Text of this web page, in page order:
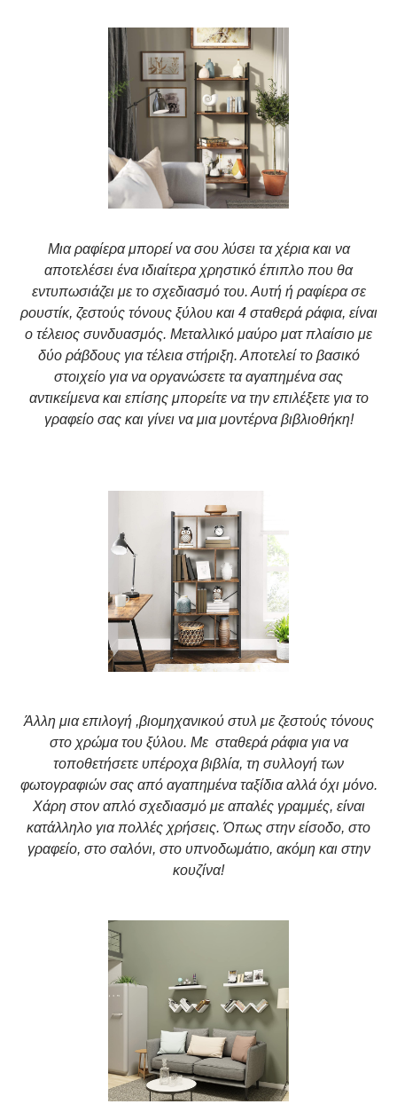
Μια ραφίερα μπορεί να σου λύσει τα χέρια και να
αποτελέσει ένα ιδιαίτερα χρηστικό έπιπλο που θα
εντυπωσιάζει με το σχεδιασμό του. Αυτή ή ραφίερα σε
ρουστίκ, ζεστούς τόνους ξύλου και 4 σταθερά ράφια, είναι
ο τέλειος συνδυασμός. Μεταλλικό μαύρο ματ πλαίσιο με
δύο ράβδους για τέλεια στήριξη. Αποτελεί το βασικό
στοιχείο για να οργανώσετε τα αγαπημένα σας
αντικείμενα και επίσης μπορείτε να την επιλέξετε για το
γραφείο σας και γίνει να μια μοντέρνα βιβλιοθήκη!
Άλλη μια επιλογή ,βιομηχανικού στυλ με ζεστούς τόνους
στο χρώμα του ξύλου. Με σταθερά ράφια για να
τοποθετήσετε υπέροχα βιβλία, τη συλλογή των
φωτογραφιών σας από αγαπημένα ταξίδια αλλά όχι μόνο.
Χάρη στον απλό σχεδιασμό με απαλές γραμμές, είναι
κατάλληλο για πολλές χρήσεις. Όπως στην είσοδο, στο
γραφείο, στο σαλόνι, στο υπνοδωμάτιο, ακόμη και στην
κουζίνα!